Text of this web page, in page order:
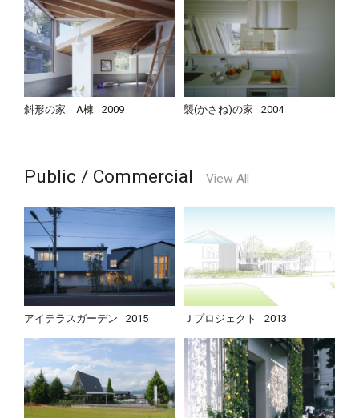
斜形の家 A棟 2009 襲(かさね)の家 2004
Public / Commercial View All
アイテラスガーデン 2015 Ｊプロジェクト 2013